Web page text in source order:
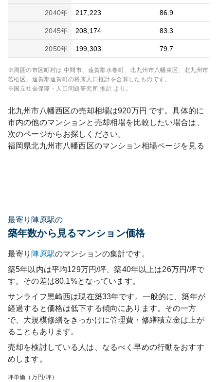
2040年 217,223 86.9
2045年 208,174 83.3
2050年 199,303 79.7
※周囲の市区町村は 中間市、遠賀郡水巻町、北九州市八幡東区、北九州市
若松区、遠賀郡遠賀町の将来人口推計を合算したものです。
※国立社会保障・人口問題研究所 推計 より。
北九州市八幡西区の売却相場は920万円 です。具体的に
市内の他のマンションと売却相場を比較したい場合は、
次のページからお探しください。
福岡県北九州市八幡西区のマンション相場ページを見る
最寄り陣原駅の
築年数から見るマンション価格
最寄り 陣原駅のマンションの集計です。
築5年以内は平均129万円/坪、築40年以上は26万円/坪で
す。その差は80.1%となっています。
サンライフ黒崎西は現在築33年です。一般的に、築年が
経過すると価格は低下する傾向にあります。その一方
で、大規模修繕をきっかけに管理費・修繕積立金は上が
ることもあります。
売却を検討している人は、なるべく早めの行動をおすす
めします。
坪単価（万円/坪）